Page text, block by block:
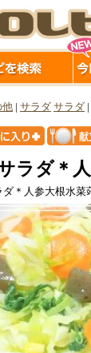
他 サラダ サラダ
ラダ＊
ダ＊人参大根水菜